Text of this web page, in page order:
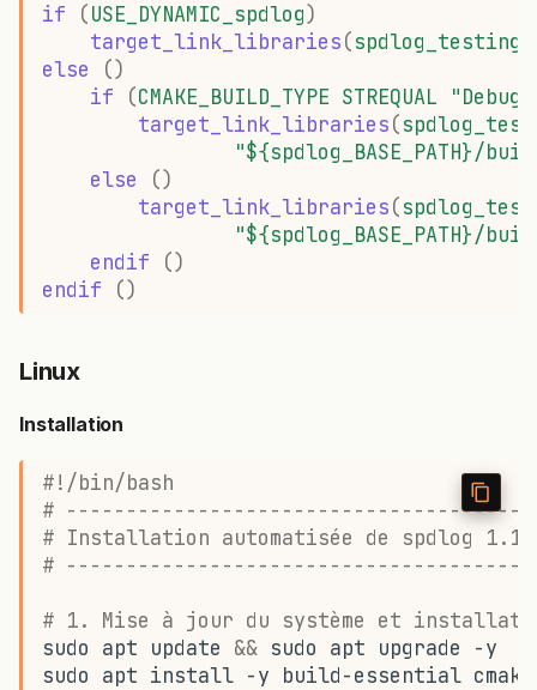
if (USE_DYNAMIC_spdlog)
target_link_libraries(spdlog_testing
else
()
if
(CMAKE_BUILD_TYPE STREQUAL "Debug"
target_link_libraries(
"${spdlog_BASE_PATH}/
else
()
target_link_libraries(
"${spdlog_BASE_PATH}/
endif
()
endif
()
Linux
Installation
#!/bin/bash
#
# Installation automatisée de spdlog
#
# 1. Mise à jour du système et
sudo apt update && sudo apt upgrade
sudo apt install -y build-essential cmake